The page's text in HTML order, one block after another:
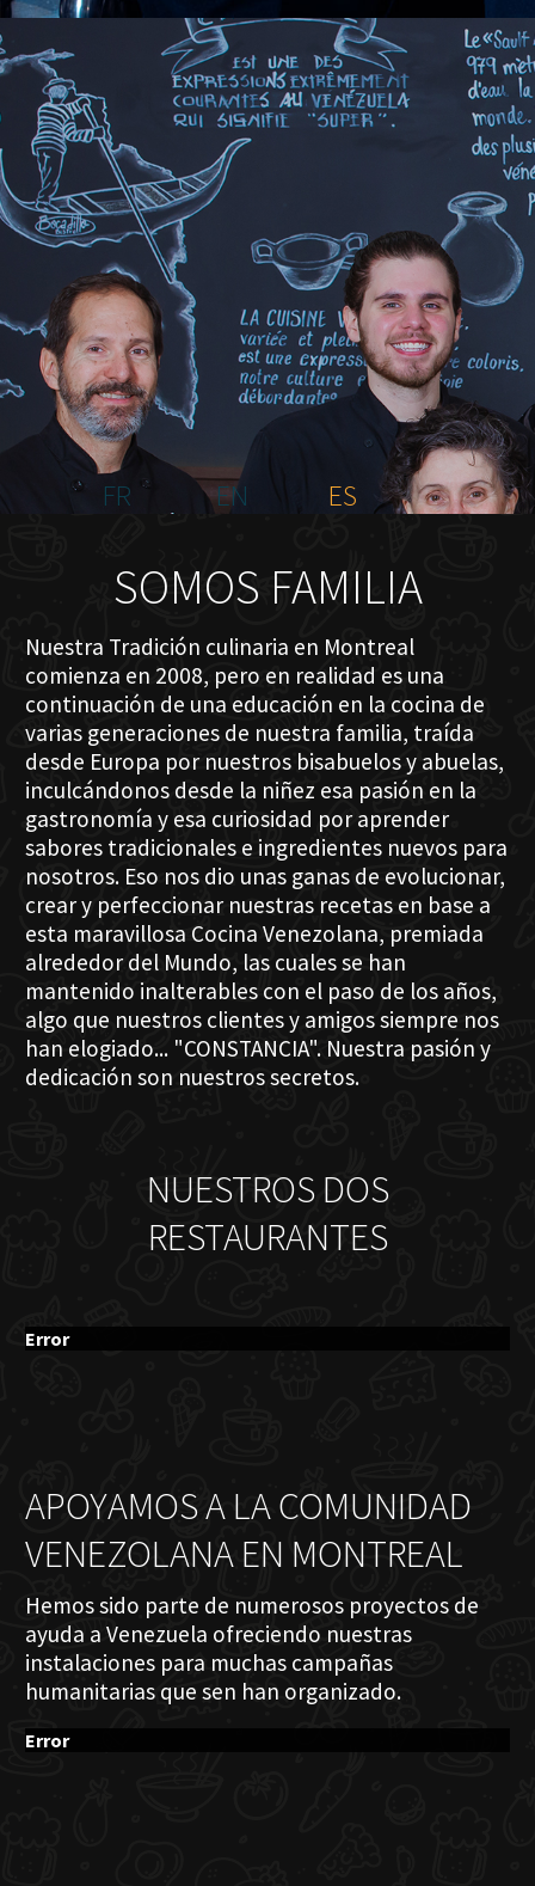
INICIO
NOSOTROS
MENÚ PLATEAU
EVENTOS
RESERVACIONES
COMENTARIOS
CONTACTO
FR
EN ES
SOMOS FAMILIA
Nuestra Tradición culinaria en Montreal
comienza en 2008, pero en realidad es una
continuación de una educación en la cocina de
varias generaciones de nuestra familia, traída
desde Europa por nuestros bisabuelos y abuelas,
inculcándonos desde la niñez esa pasión en la
gastronomía y esa curiosidad por aprender
sabores tradicionales e ingredientes nuevos para
nosotros. Eso nos dio unas ganas de evolucionar,
crear y perfeccionar nuestras recetas en base a
esta maravillosa Cocina Venezolana, premiada
alrededor del Mundo, las cuales se han
mantenido inalterables con el paso de los años,
algo que nuestros clientes y amigos siempre nos
han elogiado... "CONSTANCIA". Nuestra pasión y
dedicación son nuestros secretos.
NUESTROS DOS
RESTAURANTES
Error
APOYAMOS A LA COMUNIDAD
VENEZOLANA EN MONTREAL
Hemos sido parte de numerosos proyectos de
ayuda a Venezuela ofreciendo nuestras
instalaciones para muchas campañas
humanitarias que sen han organizado.
Error